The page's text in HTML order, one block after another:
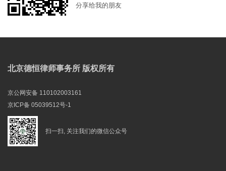
分享给我的朋友
北京德恒律师事务所 版权所有
京公网安备 110102003161
京ICP备 05039512号-1
扫一扫, 关注我们的微信公众号